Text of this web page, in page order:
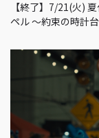
【終了】7/21(火)
ペル 〜約束の時計